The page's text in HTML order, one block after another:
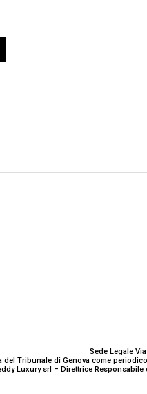
Sede Legale
del Tribunale di Genova come
Luxury srl – Direttrice Responsabile